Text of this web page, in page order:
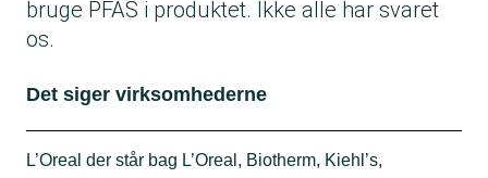
bruge PFAS i produktet. Ikke alle har svaret
os.
Det siger virksomhederne
L’Oreal der står bag L’Oreal, Biotherm, Kiehl’s,